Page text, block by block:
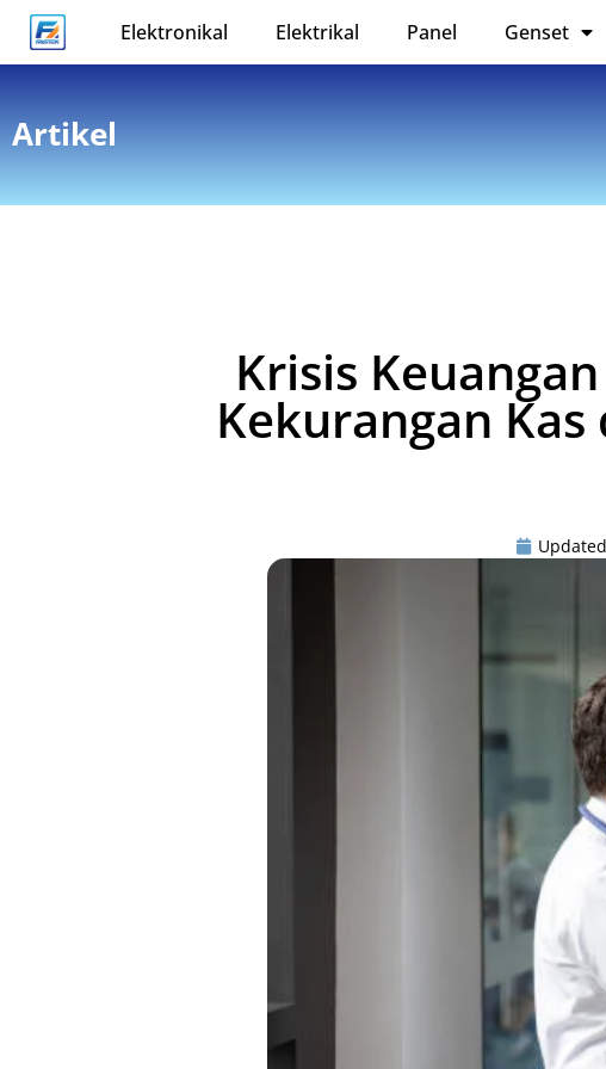
Elektronikal Elektrikal Panel Genset
Artikel
Krisis
Kekurangan